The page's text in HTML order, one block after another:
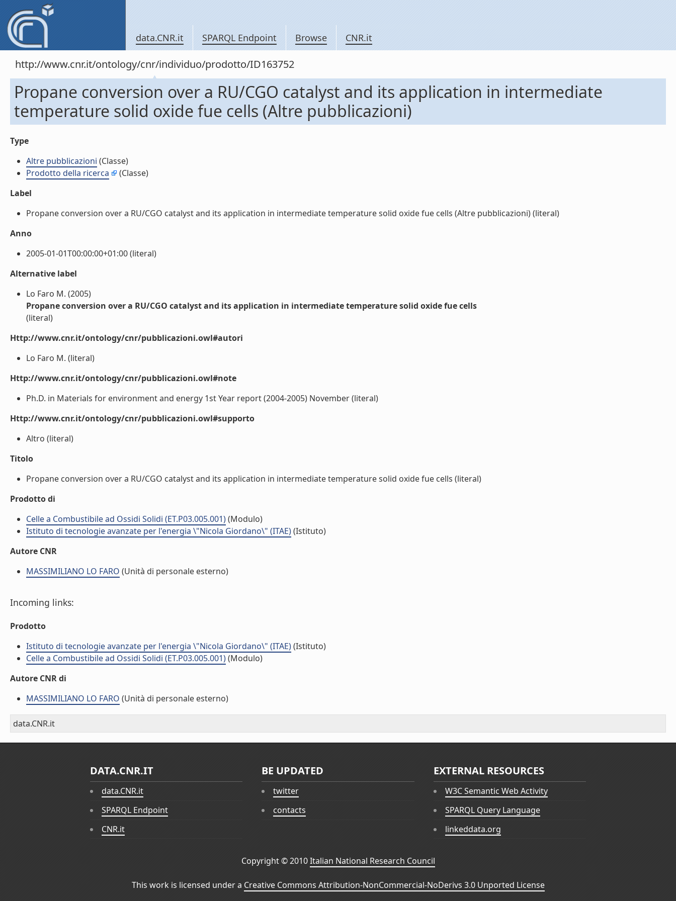
data.CNR.it SPARQL Endpoint Browse CNR.it
http://www.cnr.it/ontology/cnr/individuo/prodotto/ID163752
Propane conversion over a RU/CGO catalyst and its application in intermediate
temperature solid oxide fue cells (Altre pubblicazioni)
Type
Altre pubblicazioni (Classe)
Prodotto della ricerca
(Classe)
Label
Propane conversion over a RU/CGO catalyst and its application in intermediate temperature solid oxide fue cells (Altre pubblicazioni) (literal)
Anno
2005-01-01T00:00:00+01:00 (literal)
Alternative label
Lo Faro M. (2005)
Propane conversion over a RU/CGO catalyst and its application in intermediate temperature solid oxide fue cells
(literal)
Http://www.cnr.it/ontology/cnr/pubblicazioni.owl#autori
Lo Faro M. (literal)
Http://www.cnr.it/ontology/cnr/pubblicazioni.owl#note
Ph.D. in Materials for environment and energy 1st Year report (2004-2005) November (literal)
Http://www.cnr.it/ontology/cnr/pubblicazioni.owl#supporto
Altro (literal)
Titolo
Propane conversion over a RU/CGO catalyst and its application in intermediate temperature solid oxide fue cells (literal)
Prodotto di
Celle a Combustibile ad Ossidi Solidi (ET.P03.005.001)(Modulo)
Istituto di tecnologie avanzate per l'energia \"Nicola Giordano\" (ITAE)(Istituto)
Autore CNR
MASSIMILIANO LO FARO (Unità di personale esterno)
Incoming links:
Prodotto
Istituto di tecnologie avanzate per l'energia \"Nicola Giordano\" (ITAE)(Istituto)
Celle a Combustibile ad Ossidi Solidi (ET.P03.005.001)(Modulo)
Autore CNR di
MASSIMILIANO LO FARO (Unità di personale esterno)
data.CNR.it
DATA.CNR.IT
data.CNR.it
SPARQL Endpoint
CNR.it
BE UPDATED
twitter
contacts
EXTERNAL RESOURCES
W3C Semantic Web Activity
SPARQL Query Language
linkeddata.org
Copyright © 2010Italian National Research Council
This work is licensed under a Creative Commons Attribution-NonCommercial-NoDerivs 3.0 Unported License